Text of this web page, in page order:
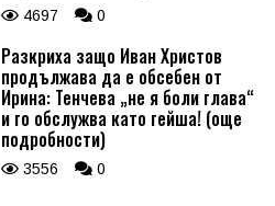
4697 0
Разкриха защо Иван Христов
продължава да е обсебен от
Ирина: Тенчева „не я боли глава“
и го обслужва като гейша! (още
подробности)
3556 0